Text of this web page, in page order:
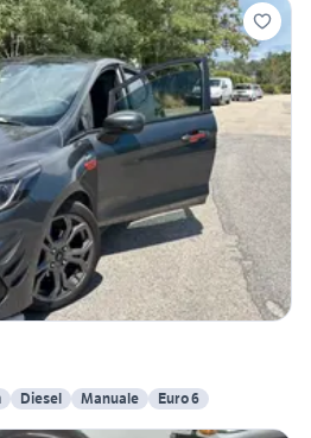
Diesel Manuale Euro 6